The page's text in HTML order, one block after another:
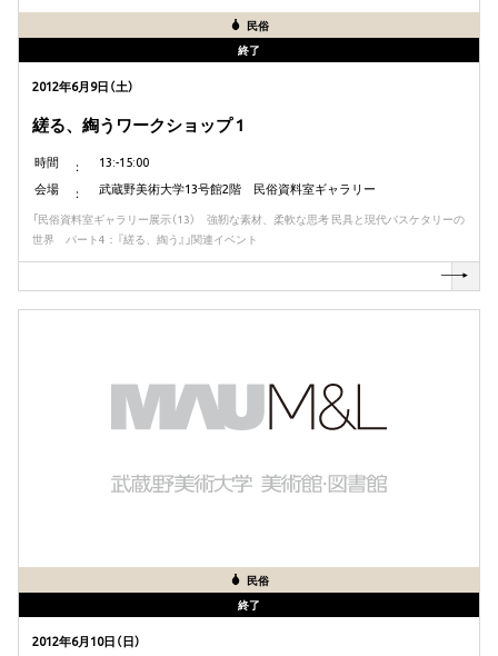
民俗
終了
2012年6月9日（土）
縒る、綯うワークショップ 1
時間
13:-15:00
会場
武蔵野美術大学13号館2階 民俗資料室ギャラリー
「民俗資料室ギャラリー展示（13） 強靭な素材、柔軟な思考 民具と現代バスケタリーの
世界 パート4：『縒る、綯う』」関連イベント
民俗
終了
2012年6月10日（日）